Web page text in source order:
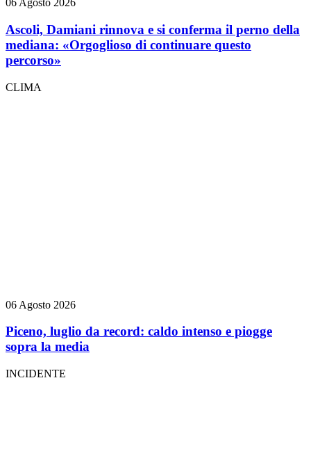
06 Agosto 2026
Ascoli, Damiani rinnova e si conferma il perno della
mediana: «Orgoglioso di continuare questo
percorso»
CLIMA
06 Agosto 2026
Piceno, luglio da record: caldo intenso e piogge
sopra la media
INCIDENTE